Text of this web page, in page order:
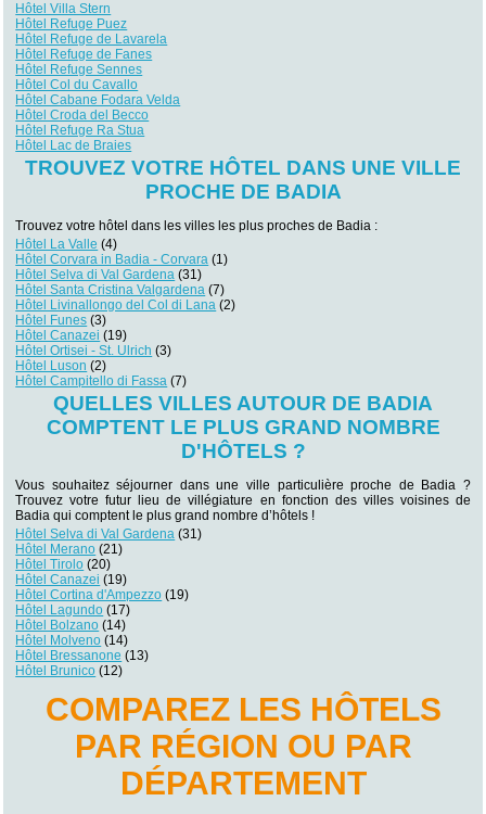
Hôtel Villa Stern
Hôtel Refuge Puez
Hôtel Refuge de Lavarela
Hôtel Refuge de Fanes
Hôtel Refuge Sennes
Hôtel Col du Cavallo
Hôtel Cabane Fodara Velda
Hôtel Croda del Becco
Hôtel Refuge Ra Stua
Hôtel Lac de Braies
TROUVEZ VOTRE HÔTEL DANS UNE VILLE
PROCHE DE BADIA
Trouvez votre hôtel dans les villes les plus proches de Badia :
Hôtel La Valle (4)
Hôtel Corvara in Badia - Corvara (1)
Hôtel Selva di Val Gardena (31)
Hôtel Santa Cristina Valgardena (7)
Hôtel Livinallongo del Col di Lana (2)
Hôtel Funes (3)
Hôtel Canazei (19)
Hôtel Ortisei - St. Ulrich (3)
Hôtel Luson (2)
Hôtel Campitello di Fassa (7)
QUELLES VILLES AUTOUR DE BADIA
COMPTENT LE PLUS GRAND NOMBRE
D'HÔTELS ?
Vous souhaitez séjourner dans une ville particulière proche de Badia ?
Trouvez votre futur lieu de villégiature en fonction des villes voisines de
Badia qui comptent le plus grand nombre d’hôtels !
Hôtel Selva di Val Gardena (31)
Hôtel Merano (21)
Hôtel Tirolo (20)
Hôtel Canazei (19)
Hôtel Cortina d'Ampezzo (19)
Hôtel Lagundo (17)
Hôtel Bolzano (14)
Hôtel Molveno (14)
Hôtel Bressanone (13)
Hôtel Brunico (12)
COMPAREZ LES HÔTELS
PAR RÉGION OU PAR
DÉPARTEMENT